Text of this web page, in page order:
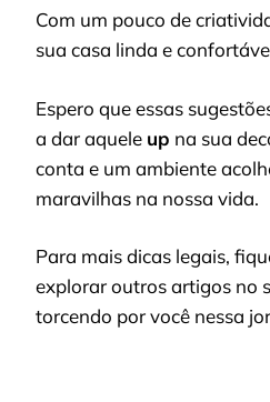
Com um pouco de
sua casa linda e
Espero que essas
a dar aquele up na sua
conta e um ambiente
maravilhas na nossa vida.
Para mais dicas legais,
explorar outros artigos no
torcendo por você nessa